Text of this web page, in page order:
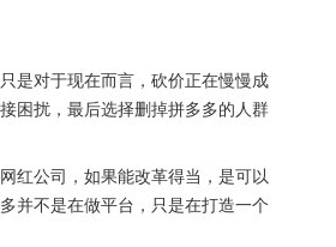
是对于现在而言，砍价正在慢慢成
困扰，最后选择删掉拼多多的人群
红公司，如果能改革得当，是可以
并不是在做平台，只是在打造一个